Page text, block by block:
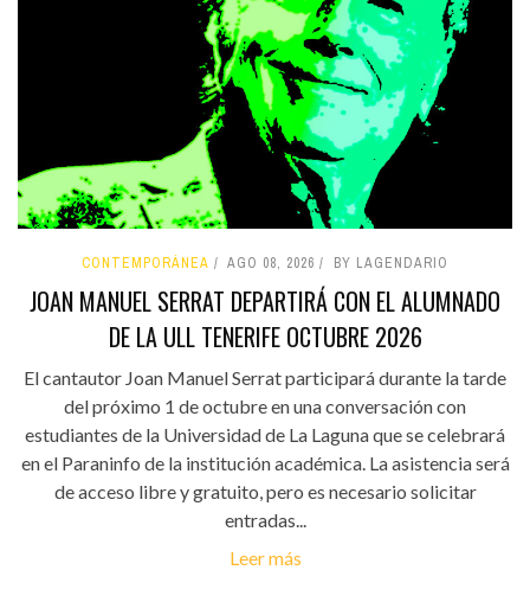
CONTEMPORÁNEA AGO 08, 2026 BY LAGENDARIO
JOAN MANUEL SERRAT DEPARTIRÁ CON EL ALUMNADO
DE LA ULL TENERIFE OCTUBRE 2026
El cantautor Joan Manuel Serrat participará durante la tarde
del próximo 1 de octubre en una conversación con
estudiantes de la Universidad de La Laguna que se celebrará
en el Paraninfo de la institución académica. La asistencia será
de acceso libre y gratuito, pero es necesario solicitar
entradas...
Leer más